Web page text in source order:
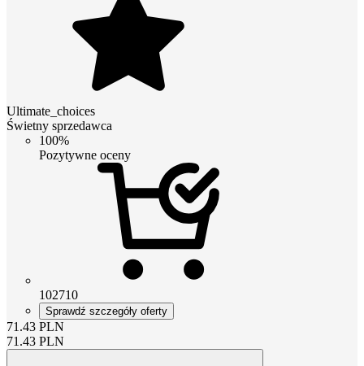
Ultimate_choices
Świetny sprzedawca
100%
Pozytywne oceny
102710
Sprawdź szczegóły oferty
71.43 PLN
71.43 PLN